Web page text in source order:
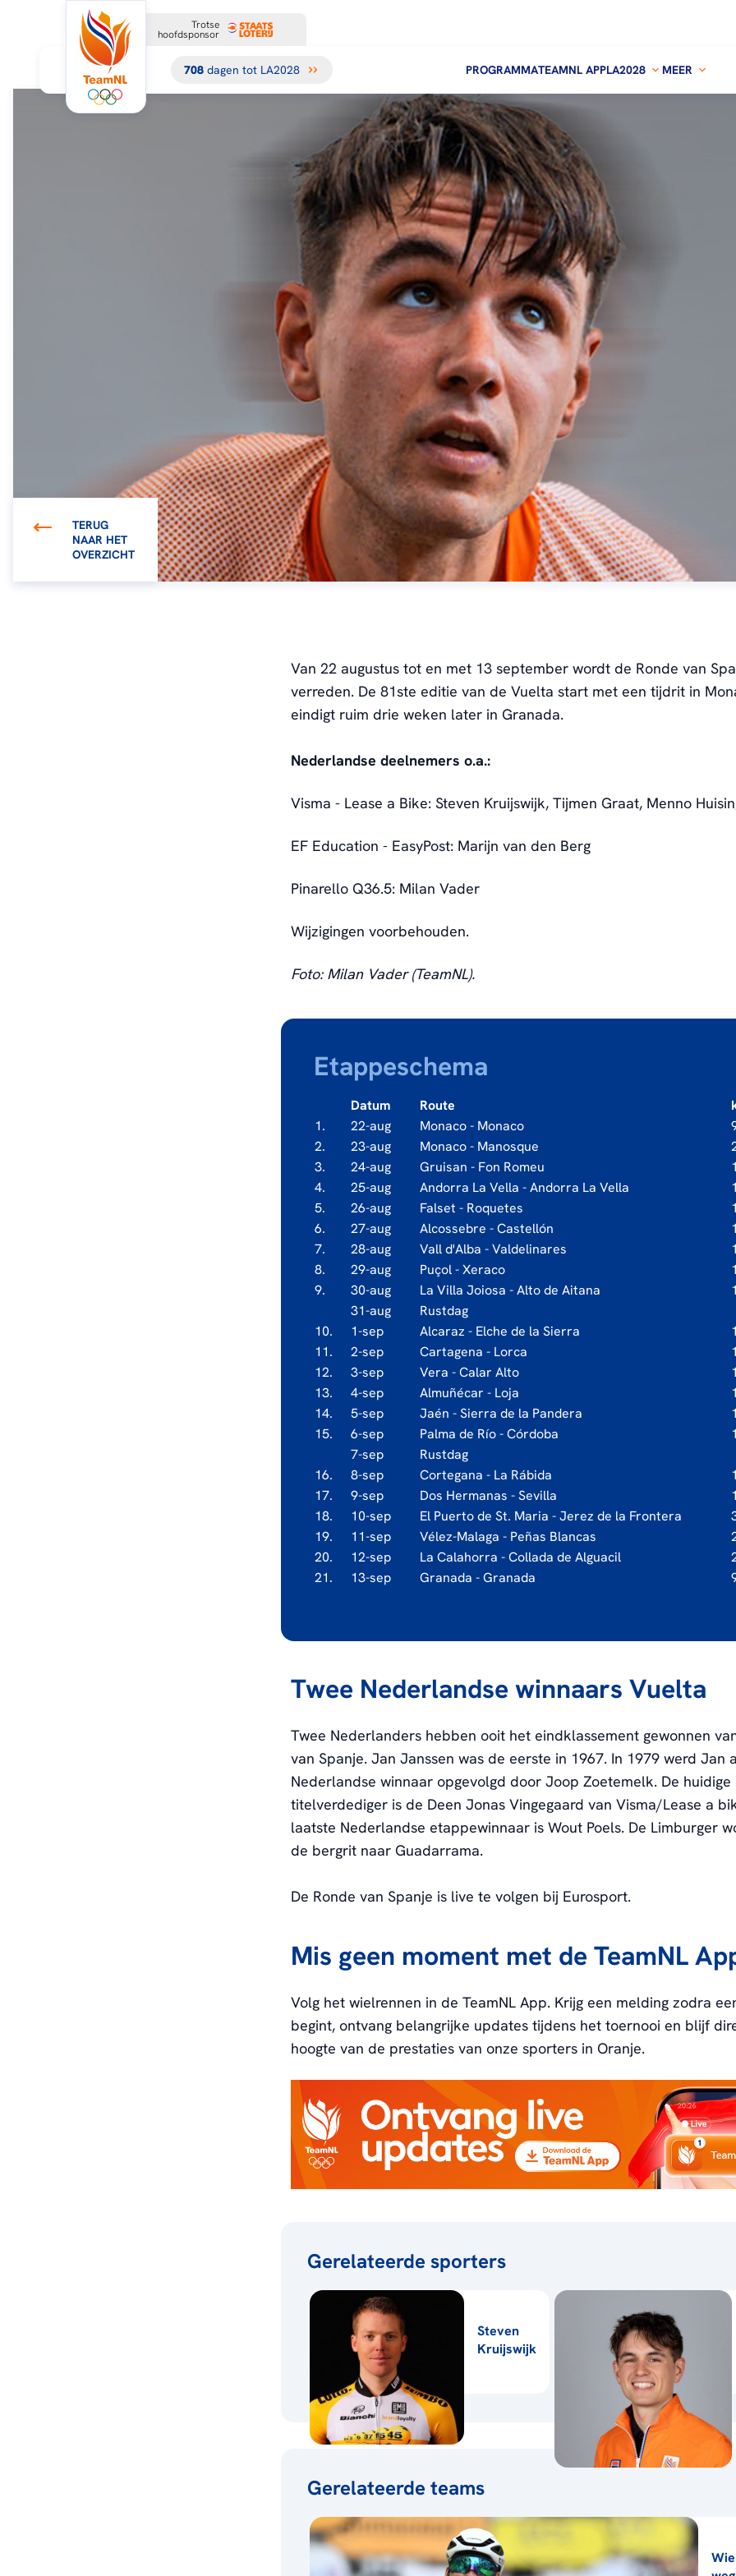
Trotse
hoofdsponsor
708 dagen tot LA2028 PROGRAMMATEAMNL APPLA2028 MEER
TERUG
NAAR HET
OVERZICHT
Van 22 augustus tot en met 13 september wordt de Ronde van
verreden. De 81ste editie van de Vuelta start met een tijdrit in
eindigt ruim drie weken later in Granada.
Nederlandse deelnemers o.a.:
Visma - Lease a Bike: Steven Kruijswijk, Tijmen Graat, Menno
EF Education - EasyPost: Marijn van den Berg
Pinarello Q36.5: Milan Vader
Wijzigingen voorbehouden.
Foto: Milan Vader (TeamNL).
Etappeschema
Datum Route
1.
22-aug Monaco - Monaco
2.
23-aug Monaco - Manosque
3.
24-aug Gruisan - Fon Romeu
4.
25-aug Andorra La Vella - Andorra La Vella
5.
26-aug Falset - Roquetes
6.
27-aug Alcossebre - Castellón
7.
28-aug Vall d'Alba - Valdelinares
8.
29-aug Puçol - Xeraco
9.
30-aug La Villa Joiosa - Alto de Aitana
31-aug
Rustdag
10.
1-sep Alcaraz - Elche de la Sierra
11.
2-sep Cartagena - Lorca
12.
3-sep Vera - Calar Alto
13.
4-sep Almuñécar - Loja
14.
5-sep Jaén - Sierra de la Pandera
15.
6-sep Palma de Río - Córdoba
7-sep
Rustdag
16.
8-sep Cortegana - La Rábida
17.
9-sep Dos Hermanas - Sevilla
18.
10-sep El Puerto de St. Maria - Jerez de la Frontera
19.
11-sep Vélez-Malaga - Peñas Blancas
20.
12-sep La Calahorra - Collada de Alguacil
21.
13-sep Granada - Granada
Twee Nederlandse winnaars Vuelta
Twee Nederlanders hebben ooit het eindklassement gewonnen
van Spanje. Jan Janssen was de eerste in 1967. In 1979 werd Jan
Nederlandse winnaar opgevolgd door Joop Zoetemelk. De huidige
titelverdediger is de Deen Jonas Vingegaard van Visma/Lease a
laatste Nederlandse etappewinnaar is Wout Poels. De Limburger
de bergrit naar Guadarrama.
De Ronde van Spanje is live te volgen bij Eurosport.
Mis geen moment met de TeamNL
Volg het wielrennen in de TeamNL App. Krijg een melding zodra
begint, ontvang belangrijke updates tijdens het toernooi en blijf
hoogte van de prestaties van onze sporters in Oranje.
Gerelateerde sporters
Steven
Kruijswijk
Gerelateerde teams